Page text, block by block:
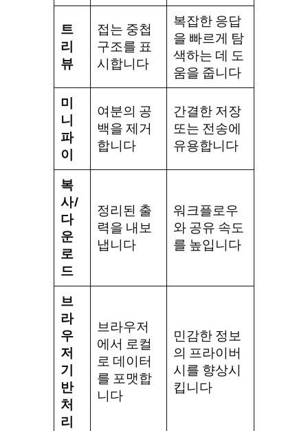
트
리
뷰
접는 중첩
구조를 표
시합니다
복잡한 응답
을 빠르게 탐
색하는 데 도
움을 줍니다
미
니
파
이
여분의 공
백을 제거
합니다
간결한 저장
또는 전송에
유용합니다
복
사/
다
운
로
드
정리된 출
력을 내보
냅니다
워크플로우
와 공유 속도
를 높입니다
브
라
우
저
기
반
처
리
브라우저
에서 로컬
로 데이터
를 포맷합
니다
민감한 정보
의 프라이버
시를 향상시
킵니다